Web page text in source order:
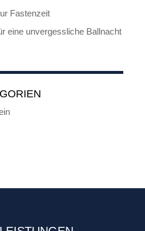
Fastenzeit
eine unvergessliche Ballnacht